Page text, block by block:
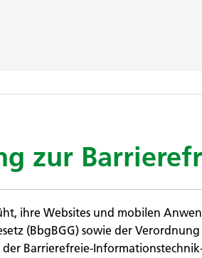
zur
ihre Websites und mobilen
(BbgBGG) sowie der
Barrierefreie-